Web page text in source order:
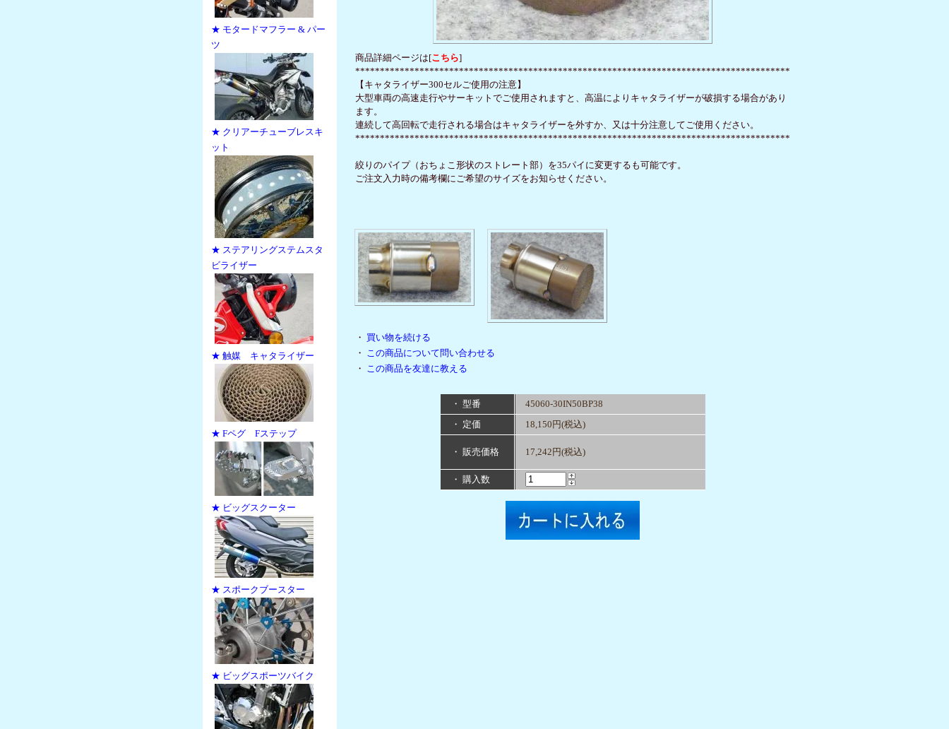
★ モタードマフラー & パー
ツ
★ クリアーチューブレスキ
ット
★ ステアリングステムスタ
ビライザー
★ 触媒 キャタライザー
★ Fペグ Fステップ
★ ビッグスクーター
★ スポークブースター
★ ビッグスポーツバイク
商品詳細ページは[こちら]
****************************************************************************************
【キャタライザー300セルご使用の注意】
大型車両の高速走行やサーキットでご使用されますと、高温によりキャタライザーが破損する場合があり
ます。
連続して高回転で走行される場合はキャタライザーを外すか、又は十分注意してご使用ください。
****************************************************************************************
絞りのパイプ（おちょこ形状のストレート部）を35パイに変更するも可能です。
ご注文入力時の備考欄にご希望のサイズをお知らせください。
・ 買い物を続ける
・ この商品について問い合わせる
・ この商品を友達に教える
・ 型番
45060-30IN50BP38
・ 定価
18,150円(税込)
・ 販売価格 17,242円(税込)
・ 購入数